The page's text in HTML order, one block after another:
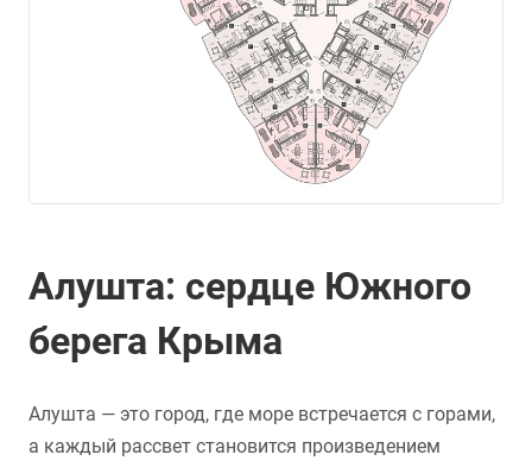
Алушта: сердце Южного
берега Крыма
Алушта — это город, где море встречается с горами,
а каждый рассвет становится произведением